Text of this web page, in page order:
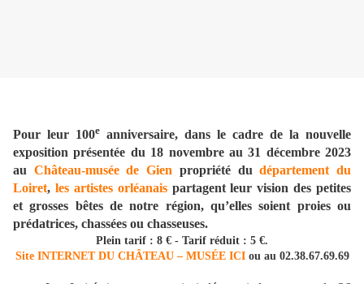
Pour leur 100e anniversaire, dans le cadre de la nouvelle
exposition présentée du 18 novembre au 31 décembre 2023
au Château-musée de Gien propriété dudépartement du
Loiret, les artistes orléanaispartagent leur vision des petites
et grosses bêtes de notre région, qu’elles soient proies ou
prédatrices, chassées ou chasseuses.
Plein tarif : 8 € - Tarif réduit : 5 €.
Site INTERNET DU CHÂTEAU – MUSÉE ICIou au 02.38.67.69.69